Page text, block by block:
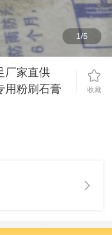
1/5
厂家直供
用粉刷石膏
收藏